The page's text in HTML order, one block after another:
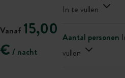
Vanaf 15,00
€ / nacht
In te vullen
Aantal personen
vullen